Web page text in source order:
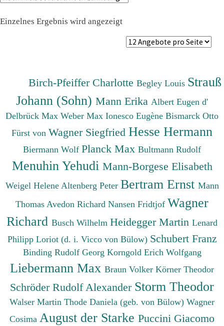
Einzelnes Ergebnis wird angezeigt
Birch-Pfeiffer CharlotteBegley Louis Strauß
Johann (Sohn) Mann Erika Albert Eugen d'
Delbrück Max Weber Max Ionesco Eugène Bismarck Otto
Fürst von Wagner Siegfried Hesse Hermann
Biermann Wolf Planck Max Bultmann Rudolf
Menuhin Yehudi Mann-Borgese Elisabeth
Weigel Helene Altenberg Peter Bertram Ernst Mann
Thomas Avedon Richard Nansen Fridtjof Wagner
Richard Busch Wilhelm Heidegger Martin Lenard
Philipp Loriot (d. i. Vicco von Bülow) Schubert Franz
Binding Rudolf Georg Korngold Erich Wolfgang
Liebermann Max Braun Volker Körner Theodor
Schröder Rudolf Alexander Storm Theodor
Walser Martin Thode Daniela (geb. von Bülow) Wagner
Cosima August der Starke Puccini Giacomo